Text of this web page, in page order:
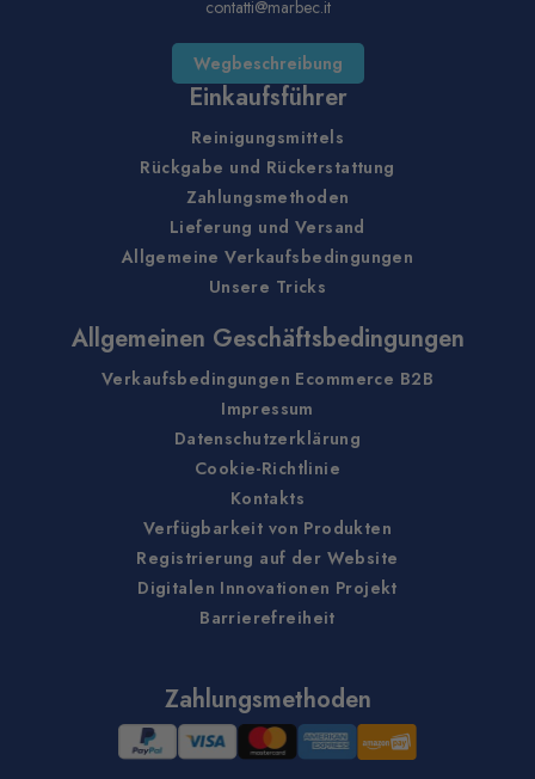
contatti@marbec.it
Wegbeschreibung
Einkaufsführer
Reinigungsmittels
Rückgabe und Rückerstattung
Zahlungsmethoden
Lieferung und Versand
Allgemeine Verkaufsbedingungen
Unsere Tricks
Allgemeinen Geschäftsbedingungen
Verkaufsbedingungen Ecommerce B2B
Impressum
Datenschutzerklärung
Cookie-Richtlinie
Kontakts
Verfügbarkeit von Produkten
Registrierung auf der Website
Digitalen Innovationen Projekt
Barrierefreiheit
Zahlungsmethoden